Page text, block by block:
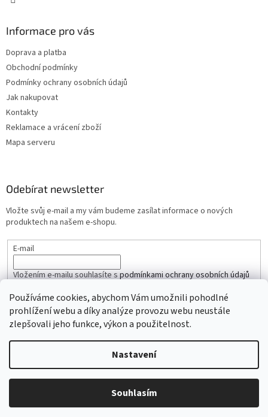
Používáme cookies, abychom Vám umožnili pohodlné
prohlížení webu a díky analýze provozu webu neustále
zlepšovali jeho funkce, výkon a použitelnost.
Nastavení
Souhlasím
Informace pro vás
Doprava a platba
Obchodní podmínky
Podmínky ochrany osobních údajů
Jak nakupovat
Kontakty
Reklamace a vrácení zboží
Mapa serveru
Odebírat newsletter
Vložte svůj e-mail a my vám budeme zasílat informace o nových
produktech na našem e-shopu.
E-mail
Vložením e-mailu souhlasíte spodmínkami ochrany osobních údajů
PŘIHLÁSIT SE
Vytvořil Shoptet
iŘemínky.cz. Všechna práva vyhrazena.